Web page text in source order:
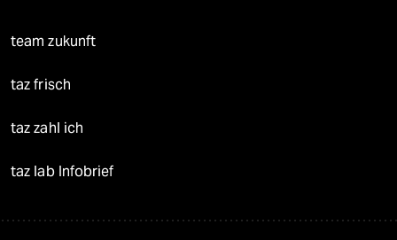
team zukunft
taz frisch
taz zahl ich
taz lab Infobrief